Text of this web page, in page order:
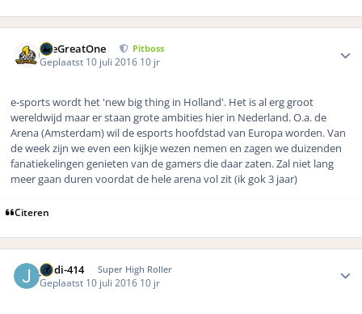
TheGreatOne Pitboss
Geplaatst 10 juli 2016 10 jr
e-sports wordt het 'new big thing in Holland'. Het is al erg groot
wereldwijd maar er staan grote ambities hier in Nederland. O.a. de
Arena (Amsterdam) wil de esports hoofdstad van Europa worden. Van
de week zijn we even een kijkje wezen nemen en zagen we duizenden
fanatiekelingen genieten van de gamers die daar zaten. Zal niet lang
meer gaan duren voordat de hele arena vol zit (ik gok 3 jaar)
Citeren
jordi-414 Super High Roller
Geplaatst 10 juli 2016 10 jr